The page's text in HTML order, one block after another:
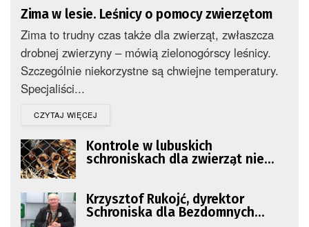
Zima w lesie. Leśnicy o pomocy zwierzętom
Zima to trudny czas także dla zwierząt, zwłaszcza
drobnej zwierzyny – mówią zielonogórscy leśnicy.
Szczególnie niekorzystne są chwiejne temperatury.
Specjaliści...
CZYTAJ WIĘCEJ
Kontrole w lubuskich
schroniskach dla zwierząt nie
Krzysztof Rukojć, dyrektor
Schroniska dla Bezdomnych